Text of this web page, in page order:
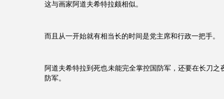
这与画家阿道夫希特拉颇相似。
而且从一开始就有相当长的时间是党主席和行政一把手。
阿道夫希特拉到死也未能完全掌控国防军，还要在长刀之
防军。